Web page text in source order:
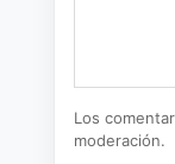
Los
moderación.